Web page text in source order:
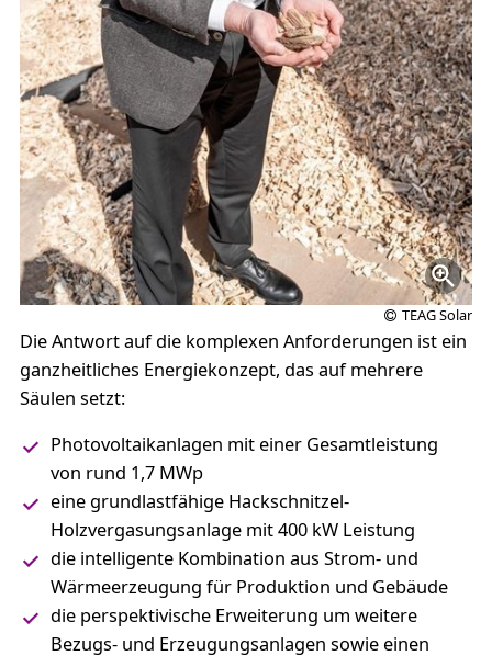
TEAG Solar
Die Antwort auf die komplexen Anforderungen ist ein
ganzheitliches Energiekonzept, das auf mehrere
Säulen setzt:
Photovoltaikanlagen mit einer Gesamtleistung
von rund 1,7 MWp
eine grundlastfähige Hackschnitzel-
Holzvergasungsanlage mit 400 kW Leistung
die intelligente Kombination aus Strom- und
Wärmeerzeugung für Produktion und Gebäude
die perspektivische Erweiterung um weitere
Bezugs- und Erzeugungsanlagen sowie einen